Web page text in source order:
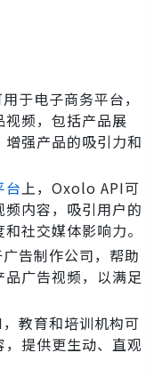
于电子商务平台，
频，包括产品展
强产品的吸引力和
台 上，Oxolo API可
内容，吸引用户的
社交媒体影响力。
告制作公司，帮助
广告视频，以满足
教育和培训机构可
提供更生动、直观